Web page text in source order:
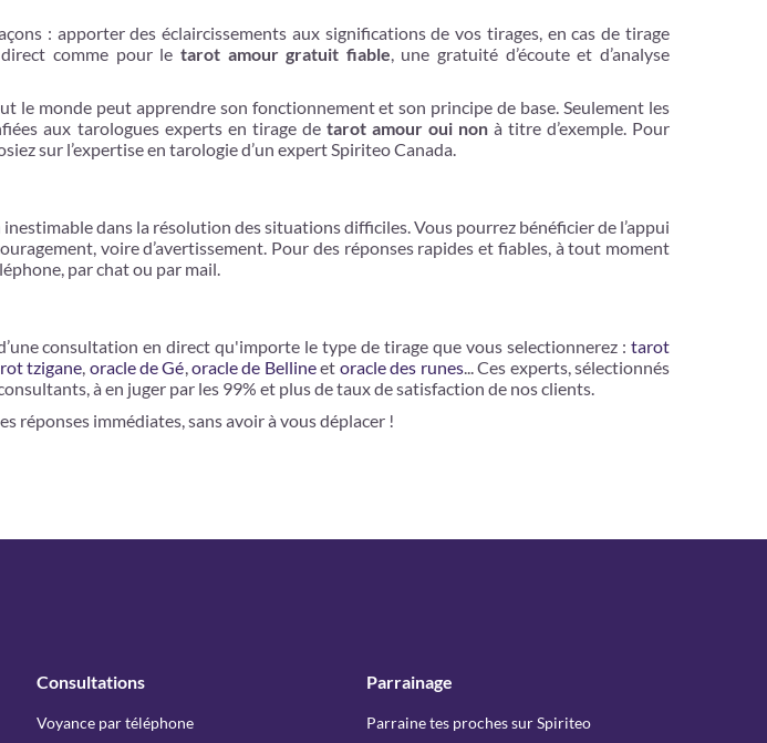
: apporter des éclaircissements aux significations de vos tirages, en cas de tirage
comme pour le tarot amour gratuit fiable, une gratuité d’écoute et d’analyse
monde peut apprendre son fonctionnement et son principe de base. Seulement les
aux tarologues experts en tirage de tarot amour oui nonà titre d’exemple. Pour
sur l’expertise en tarologie d’un expert Spiriteo Canada.
dans la résolution des situations difficiles. Vous pourrez bénéficier de l’appui
voire d’avertissement. Pour des réponses rapides et fiables, à tout moment
par chat ou par mail.
consultation en direct qu'importe le type de tirage que vous selectionnerez : tarot
tzigane, oracle de Gé,oracle de Bellineet oracle des runes... Ces experts, sélectionnés
à en juger par les 99% et plus de taux de satisfaction de nos clients.
des réponses immédiates, sans avoir à vous déplacer !
Consultations
Voyance par téléphone
Parrainage
Parraine tes proches sur Spiriteo